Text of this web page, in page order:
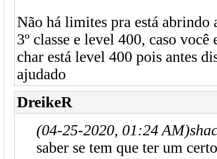
Não há limites pra está
3º classe e level 400, caso
char está level 400 pois antes
ajudado
DreikeR
(04-25-2020, 01:24 AM)
saber se tem que ter um